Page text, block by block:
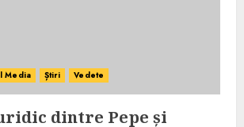
Media Știri Vedete
dintre Pepe și